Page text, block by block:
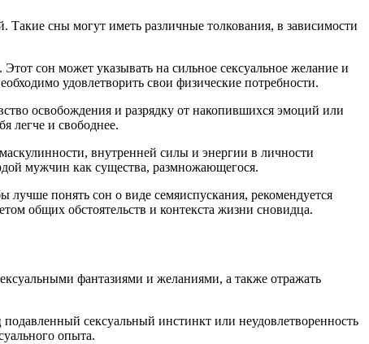
сны могут иметь различные толкования, в зависимости
сон может указывать на сильное сексуальное желание и
удовлетворить свои физические потребности.
освобождения и разрядку от накопившихся эмоций или
легче и свободнее.
внутренней силы и энергии в личности
мужчин как существа, размножающегося.
лучше понять сон о виде семяиспускания, рекомендуется
общих обстоятельств и контекста жизни сновидца.
фантазиями и желаниями, а также отражать
сексуальный инстинкт или неудовлетворенность
опыта.